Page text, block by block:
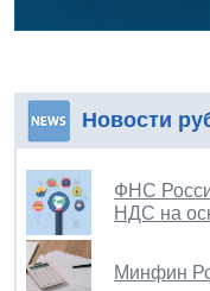
Новости
ФНС
НДС на
Минфин